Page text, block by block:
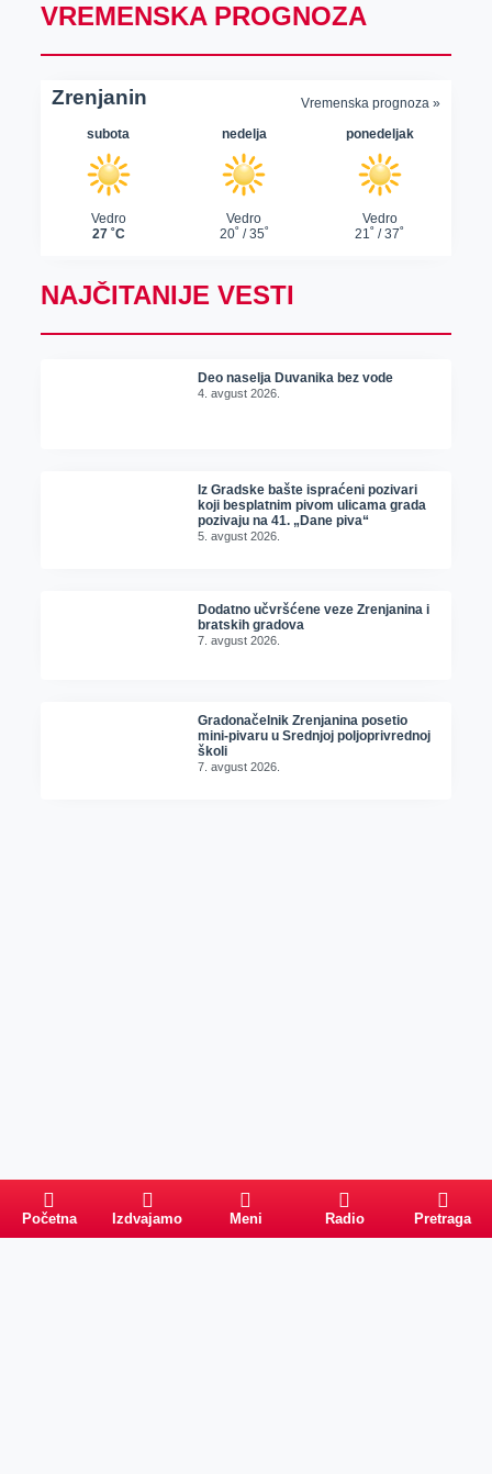
VREMENSKA PROGNOZA
NAJČITANIJE VESTI
Deo naselja Duvanika bez vode
4. avgust 2026.
Iz Gradske bašte ispraćeni pozivari
koji besplatnim pivom ulicama grada
pozivaju na 41. „Dane piva“
5. avgust 2026.
Dodatno učvršćene veze Zrenjanina i
bratskih gradova
7. avgust 2026.
Gradonačelnik Zrenjanina posetio
mini-pivaru u Srednjoj poljoprivrednoj
školi
7. avgust 2026.
Početna Izdvajamo Meni Radio Pretraga